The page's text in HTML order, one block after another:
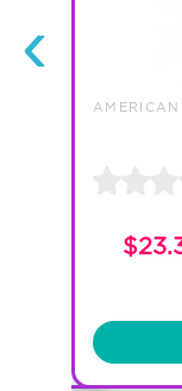
‹
AMERICAN